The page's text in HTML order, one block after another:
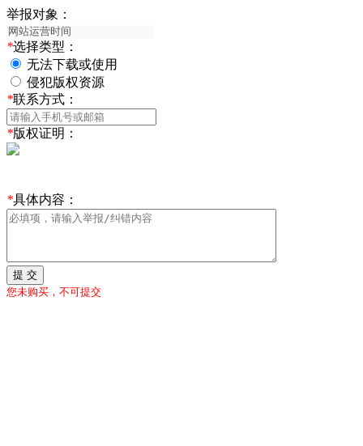
举报对象：
*选择类型：
无法下载或使用
侵犯版权资源
*联系方式：
*版权证明：
*具体内容：
提 交
您未购买，不可提交